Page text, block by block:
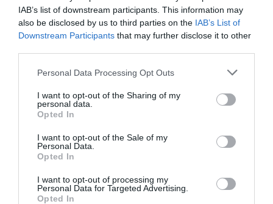
IAB’s list of downstream participants. This information may
also be disclosed by us to third parties on the IAB’s List of
Downstream Participants that may further disclose it to other
Please note that this website/app uses one or more Google
not limited to your visit or usage behaviour. You may click to
grant or deny consent to Google and its third-party tags to
use your data for below specified purposes in below Google
consent section.
Personal Data Processing Opt Outs
I want to opt-out of the Sharing of my
personal data.
Opted In
I want to opt-out of the Sale of my
Personal Data.
Opted In
I want to opt-out of processing my
Personal Data for Targeted Advertising.
Opted In
των ελληνικών
επιχειρήσεων στον
χώρο της άμυνας
31.07.2026
Η πιο ταξιδιάρικη
βαλίτσα του φετινού
καλοκαιριού έχει την
υπογραφή της Xiaomi
31.07.2026